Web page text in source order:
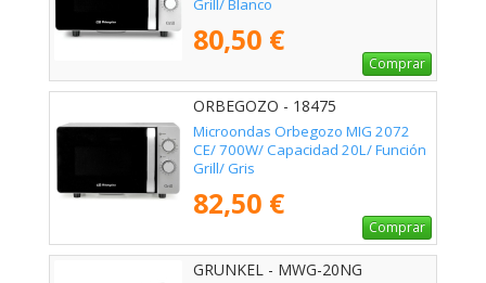
80,50 €
Comprar
ORBEGOZO - 18475
Microondas Orbegozo MIG 2072
CE/ 700W/ Capacidad 20L/ Función
Grill/ Gris
82,50 €
Comprar
GRUNKEL - MWG-20NG